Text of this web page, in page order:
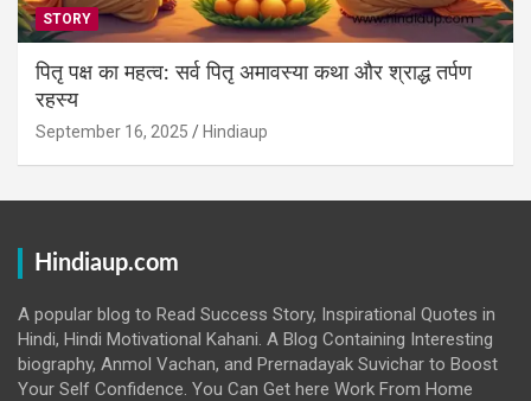
STORY
पितृ पक्ष का महत्व: सर्व पितृ अमावस्या कथा और श्राद्ध तर्पण
रहस्य
September 16, 2025 Hindiaup
Hindiaup.com
A popular blog to Read Success Story, Inspirational Quotes in
Hindi, Hindi Motivational Kahani. A Blog Containing Interesting
biography, Anmol Vachan, and Prernadayak Suvichar to Boost
Your Self Confidence. You Can Get here Work From Home